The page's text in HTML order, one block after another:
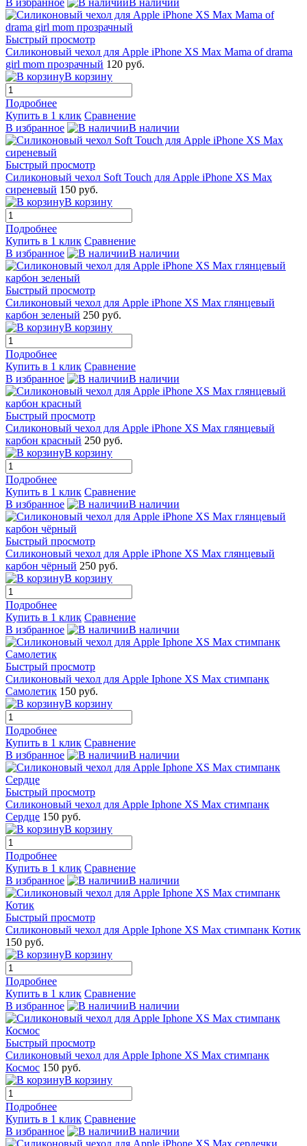
Быстрый просмотр
Силиконовый чехол для Apple iPhone XS Max Mama of drama
girl mom прозрачный 120 руб.
В корзину
Подробнее
Купить в 1 клик Сравнение
В избранное
В наличии
Быстрый просмотр
Силиконовый чехол Soft Touch для Apple iPhone XS Max
сиреневый 150 руб.
В корзину
Подробнее
Купить в 1 клик Сравнение
В избранное
В наличии
Быстрый просмотр
Силиконовый чехол для Apple iPhone XS Max глянцевый
карбон зеленый 250 руб.
В корзину
Подробнее
Купить в 1 клик Сравнение
В избранное
В наличии
Быстрый просмотр
Силиконовый чехол для Apple iPhone XS Max глянцевый
карбон красный 250 руб.
В корзину
Подробнее
Купить в 1 клик Сравнение
В избранное
В наличии
Быстрый просмотр
Силиконовый чехол для Apple iPhone XS Max глянцевый
карбон чёрный 250 руб.
В корзину
Подробнее
Купить в 1 клик Сравнение
В избранное
В наличии
Быстрый просмотр
Силиконовый чехол для Apple Iphone XS Max стимпанк
Самолетик 150 руб.
В корзину
Подробнее
Купить в 1 клик Сравнение
В избранное
В наличии
Быстрый просмотр
Силиконовый чехол для Apple Iphone XS Max стимпанк
Сердце 150 руб.
В корзину
Подробнее
Купить в 1 клик Сравнение
В избранное
В наличии
Быстрый просмотр
Силиконовый чехол для Apple Iphone XS Max стимпанк Котик
150 руб.
В корзину
Подробнее
Купить в 1 клик Сравнение
В избранное
В наличии
Быстрый просмотр
Силиконовый чехол для Apple Iphone XS Max стимпанк
Космос 150 руб.
В корзину
Подробнее
Купить в 1 клик Сравнение
В избранное
В наличии